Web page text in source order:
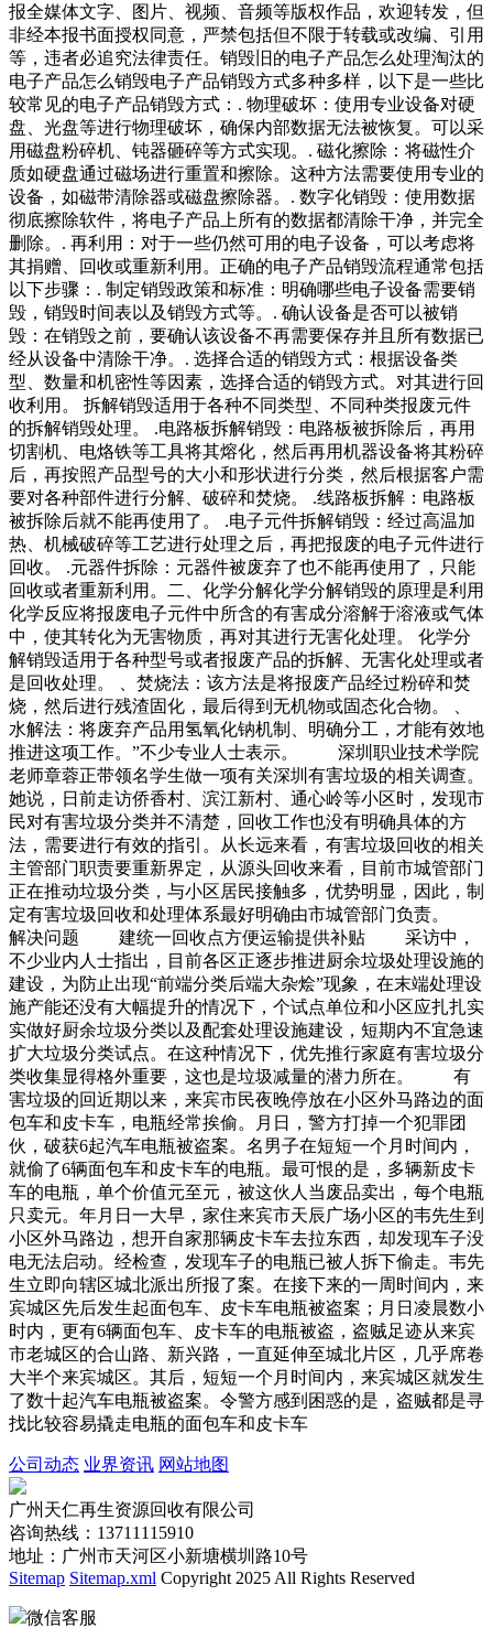
报全媒体文字、图片、视频、音频等版权作品，欢迎转发，但
非经本报书面授权同意，严禁包括但不限于转载或改编、引用
等，违者必追究法律责任。销毁旧的电子产品怎么处理淘汰的
电子产品怎么销毁电子产品销毁方式多种多样，以下是一些比
较常见的电子产品销毁方式：. 物理破坏：使用专业设备对硬
盘、光盘等进行物理破坏，确保内部数据无法被恢复。可以采
用磁盘粉碎机、钝器砸碎等方式实现。. 磁化擦除：将磁性介
质如硬盘通过磁场进行重置和擦除。这种方法需要使用专业的
设备，如磁带清除器或磁盘擦除器。. 数字化销毁：使用数据
彻底擦除软件，将电子产品上所有的数据都清除干净，并完全
删除。. 再利用：对于一些仍然可用的电子设备，可以考虑将
其捐赠、回收或重新利用。正确的电子产品销毁流程通常包括
以下步骤：. 制定销毁政策和标准：明确哪些电子设备需要销
毁，销毁时间表以及销毁方式等。. 确认设备是否可以被销
毁：在销毁之前，要确认该设备不再需要保存并且所有数据已
经从设备中清除干净。. 选择合适的销毁方式：根据设备类
型、数量和机密性等因素，选择合适的销毁方式。对其进行回
收利用。 拆解销毁适用于各种不同类型、不同种类报废元件
的拆解销毁处理。 .电路板拆解销毁：电路板被拆除后，再用
切割机、电烙铁等工具将其熔化，然后再用机器设备将其粉碎
后，再按照产品型号的大小和形状进行分类，然后根据客户需
要对各种部件进行分解、破碎和焚烧。 .线路板拆解：电路板
被拆除后就不能再使用了。 .电子元件拆解销毁：经过高温加
热、机械破碎等工艺进行处理之后，再把报废的电子元件进行
回收。 .元器件拆除：元器件被废弃了也不能再使用了，只能
回收或者重新利用。二、化学分解化学分解销毁的原理是利用
化学反应将报废电子元件中所含的有害成分溶解于溶液或气体
中，使其转化为无害物质，再对其进行无害化处理。 化学分
解销毁适用于各种型号或者报废产品的拆解、无害化处理或者
是回收处理。 、焚烧法：该方法是将报废产品经过粉碎和焚
烧，然后进行残渣固化，最后得到无机物或固态化合物。 、
水解法：将废弃产品用氢氧化钠机制、明确分工，才能有效地
推进这项工作。”不少专业人士表示。 深圳职业技术学院
老师章蓉正带领名学生做一项有关深圳有害垃圾的相关调查。
她说，日前走访侨香村、滨江新村、通心岭等小区时，发现市
民对有害垃圾分类并不清楚，回收工作也没有明确具体的方
法，需要进行有效的指引。从长远来看，有害垃圾回收的相关
主管部门职责要重新界定，从源头回收来看，目前市城管部门
正在推动垃圾分类，与小区居民接触多，优势明显，因此，制
定有害垃圾回收和处理体系最好明确由市城管部门负责。
解决问题 建统一回收点方便运输提供补贴 采访中，
不少业内人士指出，目前各区正逐步推进厨余垃圾处理设施的
建设，为防止出现“前端分类后端大杂烩”现象，在末端处理设
施产能还没有大幅提升的情况下，个试点单位和小区应扎扎实
实做好厨余垃圾分类以及配套处理设施建设，短期内不宜急速
扩大垃圾分类试点。在这种情况下，优先推行家庭有害垃圾分
类收集显得格外重要，这也是垃圾减量的潜力所在。 有
害垃圾的回近期以来，来宾市民夜晚停放在小区外马路边的面
包车和皮卡车，电瓶经常挨偷。月日，警方打掉一个犯罪团
伙，破获6起汽车电瓶被盗案。名男子在短短一个月时间内，
就偷了6辆面包车和皮卡车的电瓶。最可恨的是，多辆新皮卡
车的电瓶，单个价值元至元，被这伙人当废品卖出，每个电瓶
只卖元。年月日一大早，家住来宾市天辰广场小区的韦先生到
小区外马路边，想开自家那辆皮卡车去拉东西，却发现车子没
电无法启动。经检查，发现车子的电瓶已被人拆下偷走。韦先
生立即向辖区城北派出所报了案。在接下来的一周时间内，来
宾城区先后发生起面包车、皮卡车电瓶被盗案；月日凌晨数小
时内，更有6辆面包车、皮卡车的电瓶被盗，盗贼足迹从来宾
市老城区的合山路、新兴路，一直延伸至城北片区，几乎席卷
大半个来宾城区。其后，短短一个月时间内，来宾城区就发生
了数十起汽车电瓶被盗案。令警方感到困惑的是，盗贼都是寻
找比较容易撬走电瓶的面包车和皮卡车
公司动态 业界资讯 网站地图
广州天仁再生资源回收有限公司
咨询热线：13711115910
地址：广州市天河区小新塘横圳路10号
Sitemap Sitemap.xml Copyright 2025 All Rights Reserved
微信客服